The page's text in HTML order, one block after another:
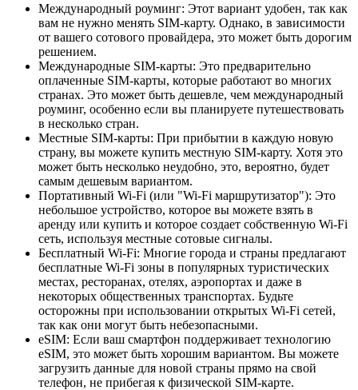
Международный роуминг: Этот вариант удобен, так как
вам не нужно менять SIM-карту. Однако, в зависимости
от вашего сотового провайдера, это может быть дорогим
решением.
Международные SIM-карты: Это предварительно
оплаченные SIM-карты, которые работают во многих
странах. Это может быть дешевле, чем международный
роуминг, особенно если вы планируете путешествовать
в несколько стран.
Местные SIM-карты: При прибытии в каждую новую
страну, вы можете купить местную SIM-карту. Хотя это
может быть несколько неудобно, это, вероятно, будет
самым дешевым вариантом.
Портативный Wi-Fi (или "Wi-Fi маршрутизатор"): Это
небольшое устройство, которое вы можете взять в
аренду или купить и которое создает собственную Wi-Fi
сеть, используя местные сотовые сигналы.
Бесплатный Wi-Fi: Многие города и страны предлагают
бесплатные Wi-Fi зоны в популярных туристических
местах, ресторанах, отелях, аэропортах и даже в
некоторых общественных транспортах. Будьте
осторожны при использовании открытых Wi-Fi сетей,
так как они могут быть небезопасными.
eSIM: Если ваш смартфон поддерживает технологию
eSIM, это может быть хорошим вариантом. Вы можете
загрузить данные для новой страны прямо на свой
телефон, не прибегая к физической SIM-карте.